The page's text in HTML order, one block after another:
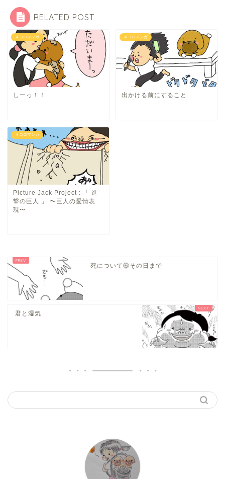
RELATED POST
４コロマンガ
しーっ！！
４コロマンガ
出かける前にすること
４コロマンガ
Picture Jack Project : 「 進
撃の巨人 」 〜巨人の愛情表
現〜
死について⑥その日まで
君と湿気